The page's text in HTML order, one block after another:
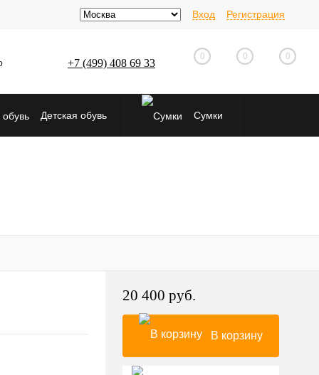
Вход Регистрация
+7 (499) 408 69 33
0 0 0
Детская обувь Сумки
20 400 руб.
В корзину